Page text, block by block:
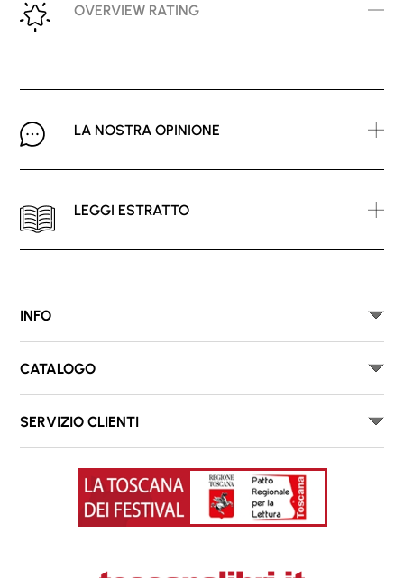
OVERVIEW RATING
LA NOSTRA OPINIONE
LEGGI ESTRATTO
INFO
CATALOGO
SERVIZIO CLIENTI